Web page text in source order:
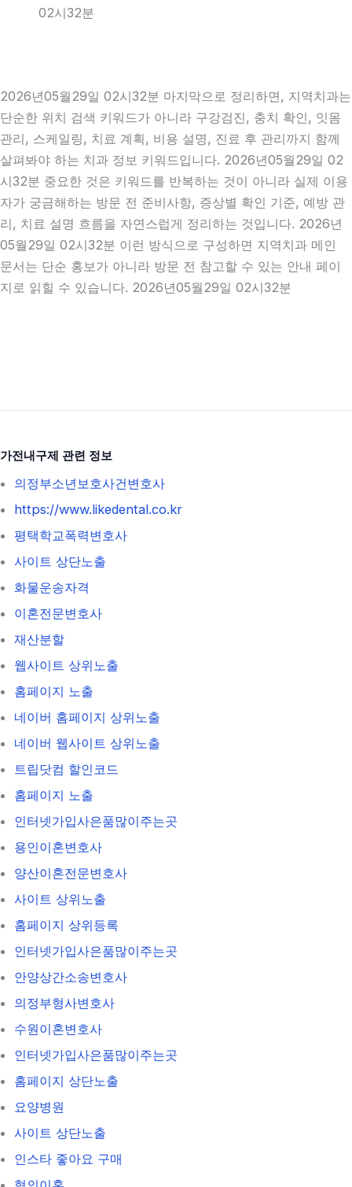
02시32분
2026년05월29일 02시32분 마지막으로 정리하면, 지역치과는
단순한 위치 검색 키워드가 아니라 구강검진, 충치 확인, 잇몸
관리, 스케일링, 치료 계획, 비용 설명, 진료 후 관리까지 함께
살펴봐야 하는 치과 정보 키워드입니다. 2026년05월29일 02
시32분 중요한 것은 키워드를 반복하는 것이 아니라 실제 이용
자가 궁금해하는 방문 전 준비사항, 증상별 확인 기준, 예방 관
리, 치료 설명 흐름을 자연스럽게 정리하는 것입니다. 2026년
05월29일 02시32분 이런 방식으로 구성하면 지역치과 메인
문서는 단순 홍보가 아니라 방문 전 참고할 수 있는 안내 페이
지로 읽힐 수 있습니다. 2026년05월29일 02시32분
가전내구제 관련 정보
의정부소년보호사건변호사
https://www.likedental.co.kr
평택학교폭력변호사
사이트 상단노출
화물운송자격
이혼전문변호사
재산분할
웹사이트 상위노출
홈페이지 노출
네이버 홈페이지 상위노출
네이버 웹사이트 상위노출
트립닷컴 할인코드
홈페이지 노출
인터넷가입사은품많이주는곳
용인이혼변호사
양산이혼전문변호사
사이트 상위노출
홈페이지 상위등록
인터넷가입사은품많이주는곳
안양상간소송변호사
의정부형사변호사
수원이혼변호사
인터넷가입사은품많이주는곳
홈페이지 상단노출
요양병원
사이트 상단노출
인스타 좋아요 구매